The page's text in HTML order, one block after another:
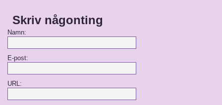
Skriv någonting
Namn:
E-post:
URL: